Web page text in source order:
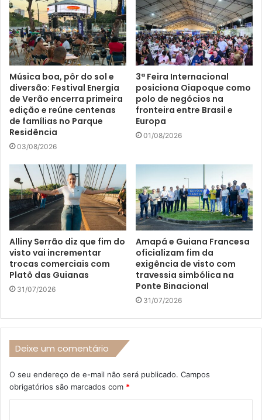
Música boa, pôr do sol e
diversão: Festival Energia
de Verão encerra primeira
edição e reúne centenas
de famílias no Parque
Residência
03/08/2026
3ª Feira Internacional
posiciona Oiapoque como
polo de negócios na
fronteira entre Brasil e
Europa
01/08/2026
Alliny Serrão diz que fim do
visto vai incrementar
trocas comerciais com
Platô das Guianas
31/07/2026
Amapá e Guiana Francesa
oficializam fim da
exigência de visto com
travessia simbólica na
Ponte Binacional
31/07/2026
Deixe um comentário
O seu endereço de e-mail não será publicado. Campos
obrigatórios são marcados com *